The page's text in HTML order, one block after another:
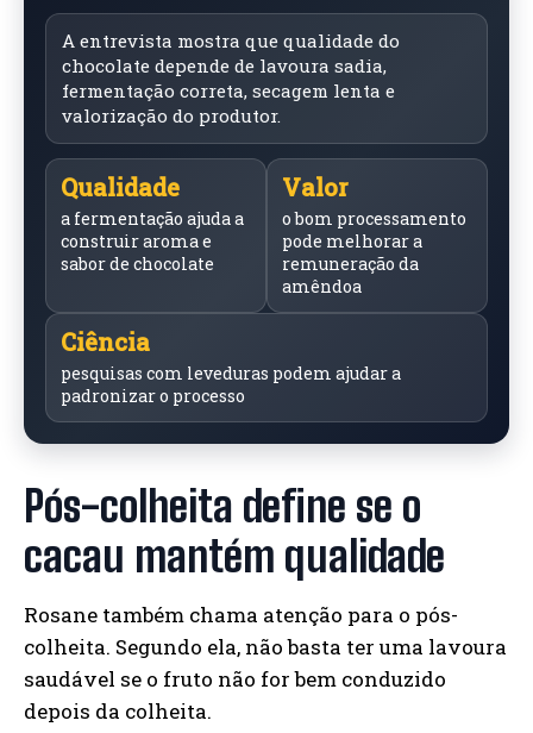
A entrevista mostra que qualidade do
chocolate depende de lavoura sadia,
fermentação correta, secagem lenta e
valorização do produtor.
Qualidade
a fermentação ajuda a
construir aroma e
sabor de chocolate
Valor
o bom processamento
pode melhorar a
remuneração da
amêndoa
Ciência
pesquisas com leveduras podem ajudar a
padronizar o processo
Pós-colheita define se o
cacau mantém qualidade
Rosane também chama atenção para o pós-
colheita. Segundo ela, não basta ter uma lavoura
saudável se o fruto não for bem conduzido
depois da colheita.